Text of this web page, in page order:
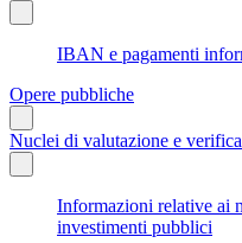
IBAN e pagamenti
Opere pubbliche
Nuclei di valutazione e
Informazioni relative ai
investimenti pubblici